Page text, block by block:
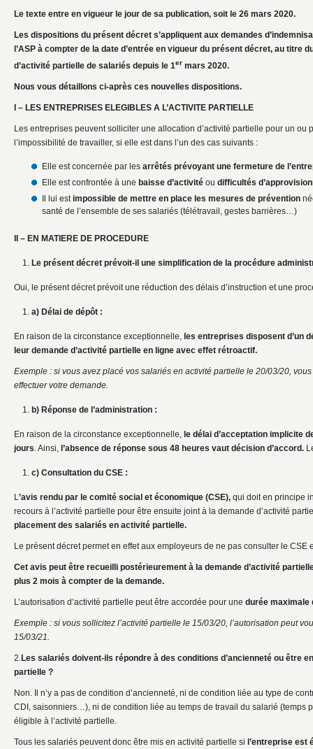
Le texte entre en vigueur le jour de sa publication, soit le 26 mars 2020.
Les dispositions du présent décret s’appliquent aux demandes
l’ASP à compter de la date d’entrée en vigueur du présent décret, au titre
d’activité partielle de salariés depuis le 1er mars 2020.
Nous vous détaillons ci-après ces nouvelles dispositions.
I – LES ENTREPRISES ELEGIBLES A L’ACTIVITE PARTIELLE
Les entreprises peuvent solliciter une allocation d’activité partielle pour un ou
l’impossibilité de travailler, si elle est dans l’un des cas suivants :
Elle est concernée par les arrêtés prévoyant une fermeture de
Elle est confrontée à une baisse d’activité ou difficultés
Il lui estimpossible de mettre en place les mesures de prévention
santé de l’ensemble de ses salariés (télétravail, gestes barrières…)
II – EN MATIERE DE PROCEDURE
Le présent décret prévoit-il une simplification de la procédure
Oui, le présent décret prévoit une réduction des délais d’instruction et une
a) Délai de dépôt :
En raison de la circonstance exceptionnelle, les entreprises disposent d’un
leur demande d’activité partielle en ligne avec effet rétroactif.
Exemple : si vous avez placé vos salariés en activité partielle le 20/03/20,
effectuer votre demande.
b) Réponse de l’administration :
En raison de la circonstance exceptionnelle, le délai d’acceptation implicite
jours. Ainsi, l’absence de réponse sous 48 heures vaut décision d’accord.
c) Consultation du CSE :
L’avis rendu par le comité social et économique (CSE), qui doit en principe
recours à l’activité partielle pour être ensuite joint à la demande d’activité
placement des salariés en activité partielle.
Le présent décret permet en effet aux employeurs de ne pas consulter le CSE
Cet avis peut être recueilli postérieurement à la demande d’activité
plus 2 mois à compter de la demande.
L’autorisation d’activité partielle peut être accordée pour une durée maximale
Exemple : si vous sollicitez l’activité partielle le 15/03/20, l’autorisation peut
15/03/21.
2. Les salariés doivent-ils répondre à des conditions d’ancienneté ou être
partielle ?
Non. Il n’y a pas de condition d’ancienneté, ni de condition liée au type de
CDI, saisonniers…), ni de condition liée au temps de travail du salarié (temps
éligible à l’activité partielle.
Tous les salariés peuvent donc être mis en activité partielle si l’entreprise est